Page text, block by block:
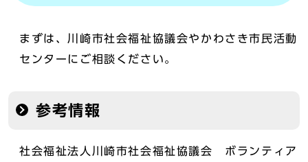
まずは、川崎市社会福祉協議会やかわさき市民活動
センターにご相談ください。
参考情報
社会福祉法人川崎市社会福祉協議会 ボランティア